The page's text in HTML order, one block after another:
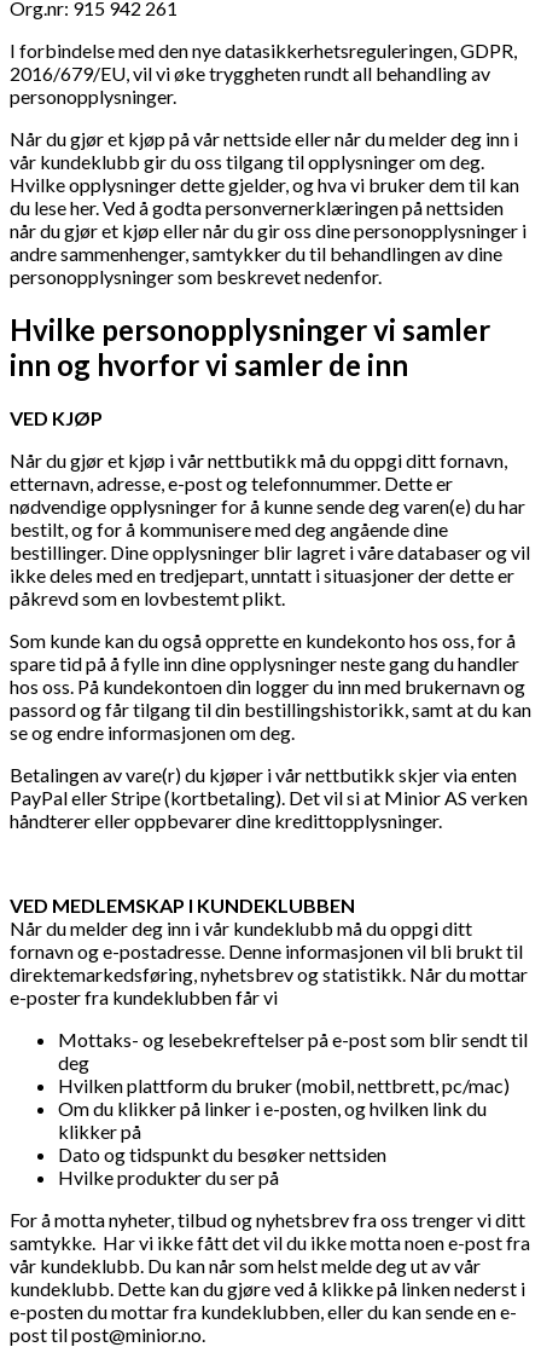
Org.nr: 915 942 261
I forbindelse med den nye datasikkerhetsreguleringen, GDPR,
2016/679/EU, vil vi øke tryggheten rundt all behandling av
personopplysninger.
Når du gjør et kjøp på vår nettside eller når du melder deg inn i
vår kundeklubb gir du oss tilgang til opplysninger om deg.
Hvilke opplysninger dette gjelder, og hva vi bruker dem til kan
du lese her. Ved å godta personvernerklæringen på nettsiden
når du gjør et kjøp eller når du gir oss dine personopplysninger i
andre sammenhenger, samtykker du til behandlingen av dine
personopplysninger som beskrevet nedenfor.
Hvilke personopplysninger vi samler
inn og hvorfor vi samler de inn
VED KJØP
Når du gjør et kjøp i vår nettbutikk må du oppgi ditt fornavn,
etternavn, adresse, e-post og telefonnummer. Dette er
nødvendige opplysninger for å kunne sende deg varen(e) du har
bestilt, og for å kommunisere med deg angående dine
bestillinger. Dine opplysninger blir lagret i våre databaser og vil
ikke deles med en tredjepart, unntatt i situasjoner der dette er
påkrevd som en lovbestemt plikt.
Som kunde kan du også opprette en kundekonto hos oss, for å
spare tid på å fylle inn dine opplysninger neste gang du handler
hos oss. På kundekontoen din logger du inn med brukernavn og
passord og får tilgang til din bestillingshistorikk, samt at du kan
se og endre informasjonen om deg.
Betalingen av vare(r) du kjøper i vår nettbutikk skjer via enten
PayPal eller Stripe (kortbetaling). Det vil si at Minior AS verken
håndterer eller oppbevarer dine kredittopplysninger.
VED MEDLEMSKAP I KUNDEKLUBBEN
Når du melder deg inn i vår kundeklubb må du oppgi ditt
fornavn og e-postadresse. Denne informasjonen vil bli brukt til
direktemarkedsføring, nyhetsbrev og statistikk. Når du mottar
e-poster fra kundeklubben får vi
Mottaks- og lesebekreftelser på e-post som blir sendt til
deg
Hvilken plattform du bruker (mobil, nettbrett, pc/mac)
Om du klikker på linker i e-posten, og hvilken link du
klikker på
Dato og tidspunkt du besøker nettsiden
Hvilke produkter du ser på
For å motta nyheter, tilbud og nyhetsbrev fra oss trenger vi ditt
samtykke. Har vi ikke fått det vil du ikke motta noen e-post fra
vår kundeklubb. Du kan når som helst melde deg ut av vår
kundeklubb. Dette kan du gjøre ved å klikke på linken nederst i
e-posten du mottar fra kundeklubben, eller du kan sende en e-
post til post@minior.no.